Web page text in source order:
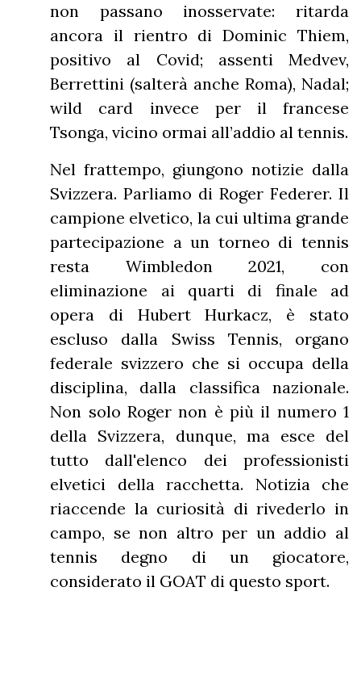
non passano inosservate: ritarda
ancora il rientro di Dominic Thiem,
positivo al Covid; assenti Medvev,
Berrettini (salterà anche Roma), Nadal;
wild card invece per il francese
Tsonga, vicino ormai all’addio al tennis.
Nel frattempo, giungono notizie dalla
Svizzera. Parliamo di Roger Federer. Il
campione elvetico, la cui ultima grande
partecipazione a un torneo di tennis
resta Wimbledon 2021, con
eliminazione ai quarti di finale ad
opera di Hubert Hurkacz, è stato
escluso dalla Swiss Tennis, organo
federale svizzero che si occupa della
disciplina, dalla classifica nazionale.
Non solo Roger non è più il numero 1
della Svizzera, dunque, ma esce del
tutto dall'elenco dei professionisti
elvetici della racchetta. Notizia che
riaccende la curiosità di rivederlo in
campo, se non altro per un addio al
tennis degno di un giocatore,
considerato il GOAT di questo sport.